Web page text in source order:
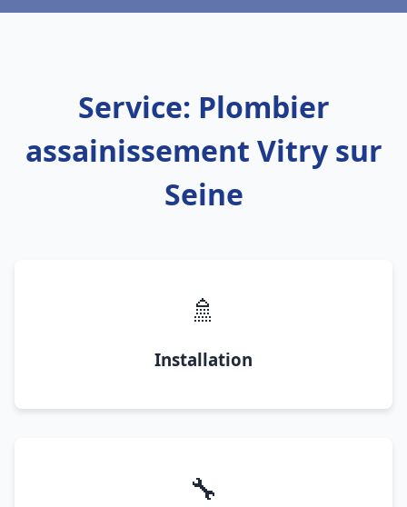
Service: Plombier
assainissement Vitry sur
Seine
🚿
Installation
🔧